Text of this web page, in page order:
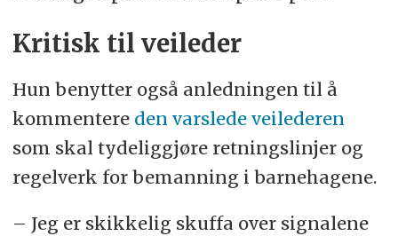
Kritisk til veileder
Hun benytter også anledningen til å
kommentere den varslede veilederen
som skal tydeliggjøre retningslinjer og
regelverk for bemanning i barnehagene.
– Jeg er skikkelig skuffa over signalene